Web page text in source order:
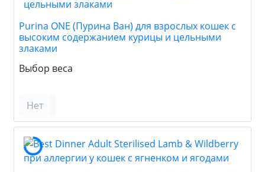
Purina ONE (Пурина Ван) для взрослых кошек с
высоким содержанием курицы и цельными
злаками
Выбор веса
Нет